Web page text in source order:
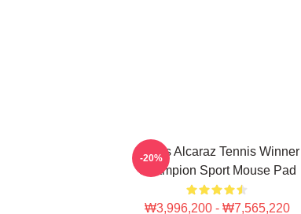
Carlos Alcaraz Tennis Winner
Champion Sport Mouse Pad
₩3,996,200 - ₩7,565,220
-20%